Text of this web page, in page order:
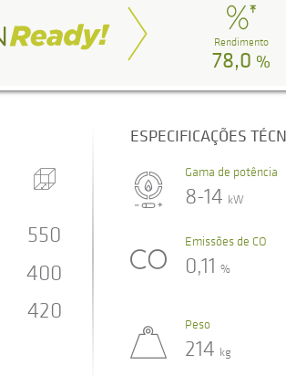
Rendimento
78,0 %
550
400
420
ESPECIFICAÇÕES
Gama de potência
8-14 kW
Emissões de CO
0,11 %
Peso
214 kg